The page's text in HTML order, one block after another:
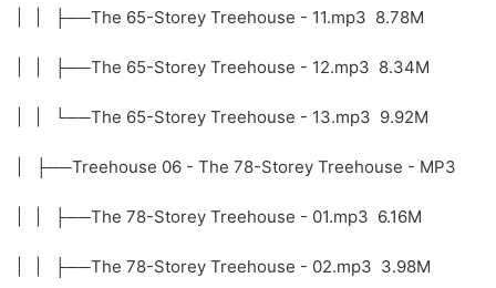
| | ├──The 65-Storey Treehouse - 11.mp3 8.78M
| | ├──The 65-Storey Treehouse - 12.mp3 8.34M
| | └──The 65-Storey Treehouse - 13.mp3 9.92M
| ├──Treehouse 06 - The 78-Storey Treehouse - MP3
| | ├──The 78-Storey Treehouse - 01.mp3 6.16M
| | ├──The 78-Storey Treehouse - 02.mp3 3.98M